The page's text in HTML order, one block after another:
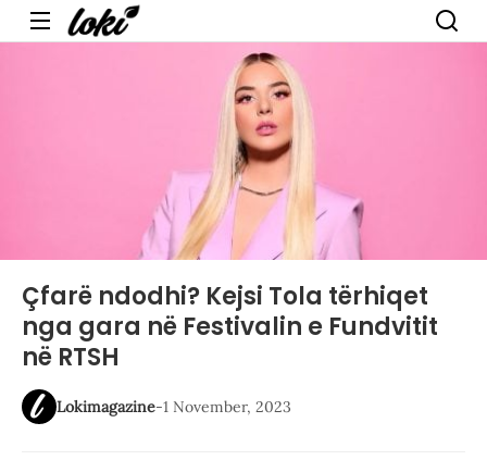
Menu
Çfarë ndodhi? Kejsi Tola tërhiqet
nga gara në Festivalin e Fundvitit
në RTSH
Lokimagazine-1 November, 2023